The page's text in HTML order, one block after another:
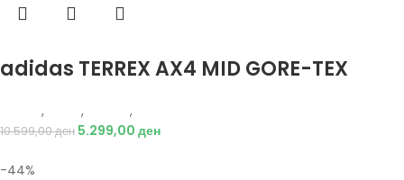
adidas TERREX AX4 MID GORE-TEX
, , ,
10.599,00ден 5.299,00 ден
-44%